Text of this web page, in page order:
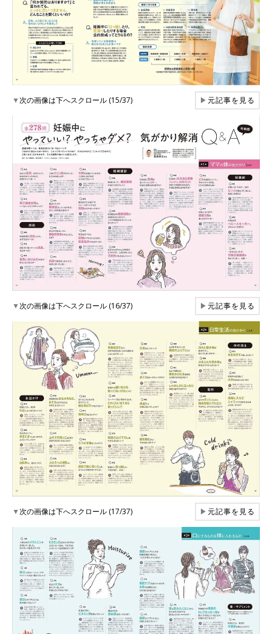
▼次の画像は下へスクロール (15/37) ▶元記事を見る
▼次の画像は下へスクロール (16/37) ▶元記事を見る
▼次の画像は下へスクロール (17/37) ▶元記事を見る